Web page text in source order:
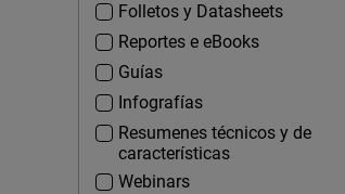
Folletos y Datasheets
Reportes e eBooks
Guías
Infografías
Resumenes técnicos y de
características
Webinars